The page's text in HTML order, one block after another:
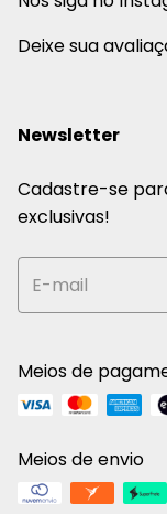
Deixe sua
Newsletter
Cadastre-se
exclusivas!
Meios de
Meios de envio